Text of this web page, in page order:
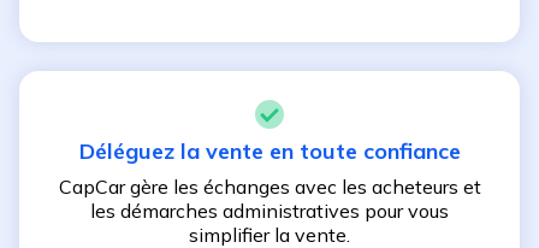
Déléguez la vente en toute confiance
CapCar gère les échanges avec les acheteurs et
les démarches administratives pour vous
simplifier la vente.